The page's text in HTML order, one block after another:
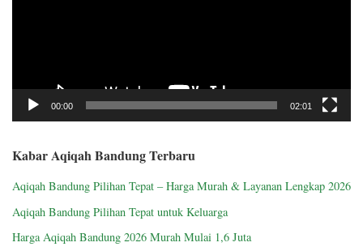
00:00 02:01
Kabar Aqiqah Bandung Terbaru
Aqiqah Bandung Pilihan Tepat – Harga Murah & Layanan Lengkap 2026
Aqiqah Bandung Pilihan Tepat untuk Keluarga
Harga Aqiqah Bandung 2026 Murah Mulai 1,6 Juta